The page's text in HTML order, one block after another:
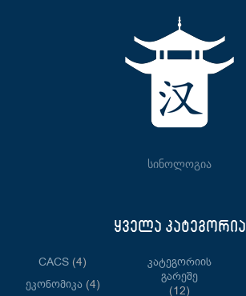
სინოლოგია
ყველა კატეგორია
CACS (4)
Ეკონომიკა(4)
Კატეგორიის
Გარეშე
(12)